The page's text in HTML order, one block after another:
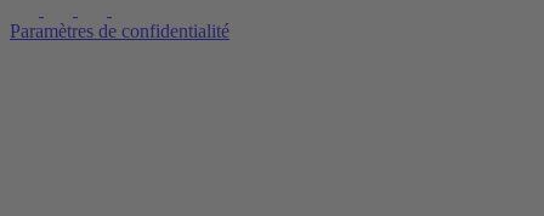
Paramètres de confidentialité